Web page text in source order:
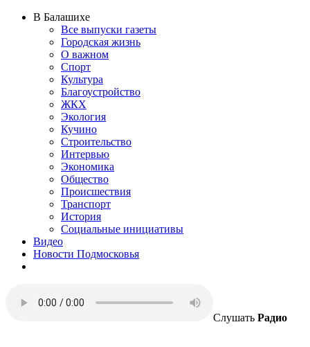
В Балашихе
Все выпуски газеты
Городская жизнь
О важном
Спорт
Культура
Благоустройство
ЖКХ
Экология
Кучино
Строительство
Интервью
Экономика
Общество
Происшествия
Транспорт
История
Социальные инициативы
Видео
Новости Подмосковья
Слушать Радио